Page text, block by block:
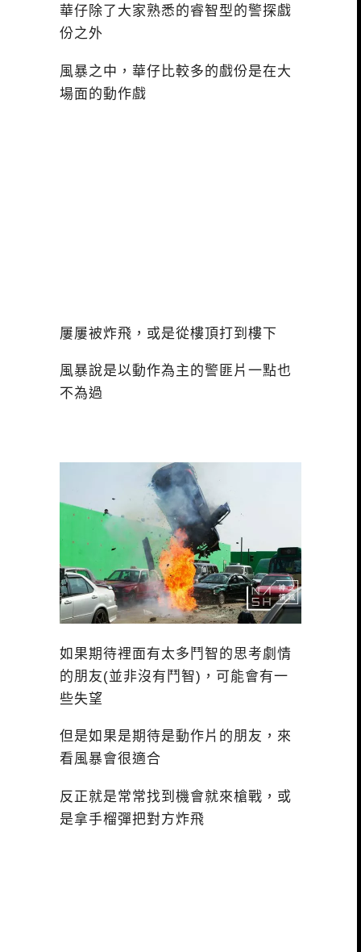
華仔除了大家熟悉的睿智型的警探戲
份之外
風暴之中，華仔比較多的戲份是在大
場面的動作戲
屢屢被炸飛，或是從樓頂打到樓下
風暴說是以動作為主的警匪片一點也
不為過
如果期待裡面有太多鬥智的思考劇情
的朋友(並非沒有鬥智)，可能會有一
些失望
但是如果是期待是動作片的朋友，來
看風暴會很適合
反正就是常常找到機會就來槍戰，或
是拿手榴彈把對方炸飛